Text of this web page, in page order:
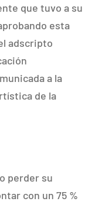
que tuvo a su
esta
adscripto
a la
de la
perder su
con un 75 %